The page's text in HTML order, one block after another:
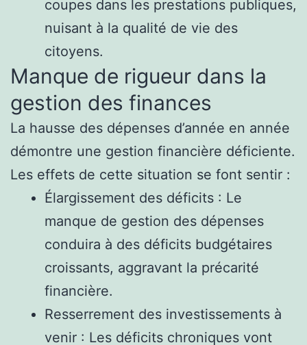
coupes dans les prestations publiques,
nuisant à la qualité de vie des
citoyens.
Manque de rigueur dans la
gestion des finances
La hausse des dépenses d’année en année
démontre une gestion financière déficiente.
Les effets de cette situation se font sentir :
Élargissement des déficits : Le
manque de gestion des dépenses
conduira à des déficits budgétaires
croissants, aggravant la précarité
financière.
Resserrement des investissements à
venir : Les déficits chroniques vont